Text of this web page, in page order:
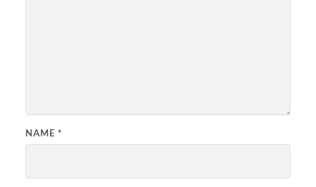
NAME *